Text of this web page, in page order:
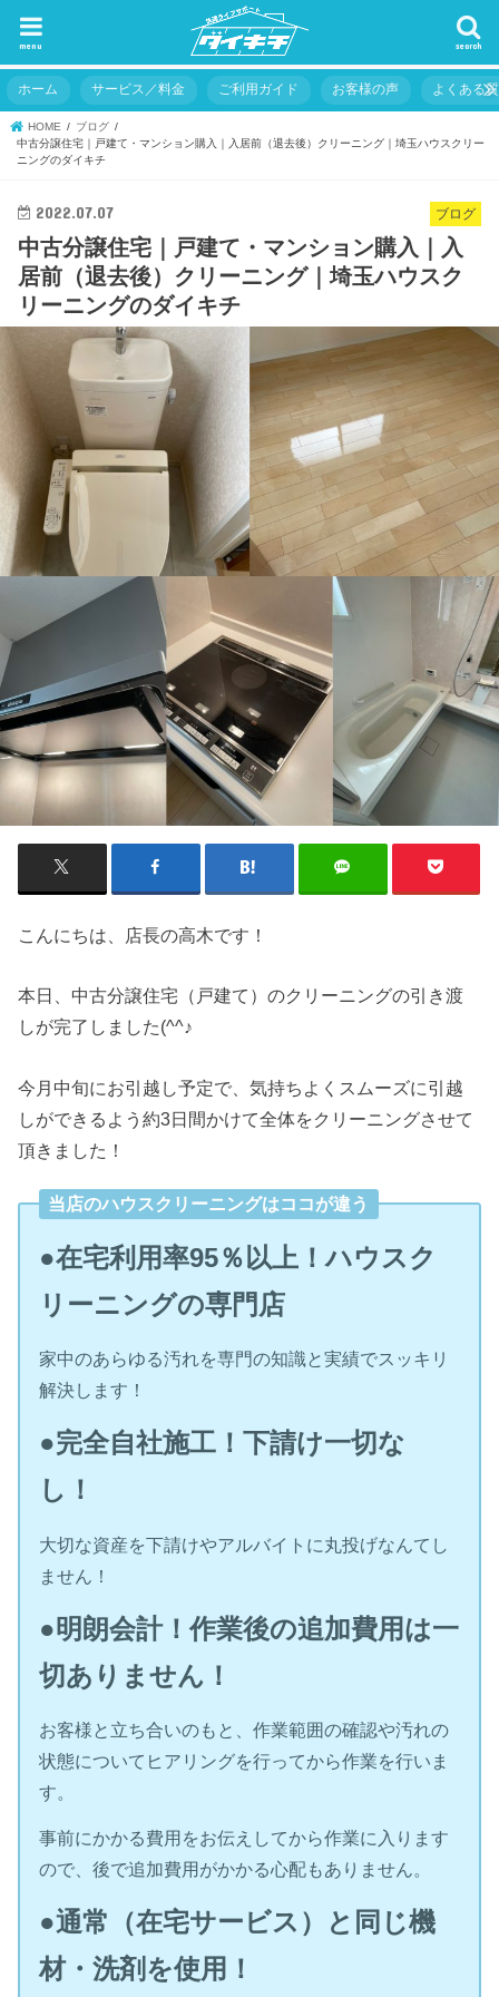
search
menu
ホーム サービス／料金 ご利用ガイド お客様の声 よくある
HOME
ブログ
中古分譲住宅｜戸建て・マンション購入｜入居前（退去後）クリーニング｜埼玉ハウスクリー
ニングのダイキチ
ブログ
2022.07.07
中古分譲住宅｜戸建て・マンション購入｜入
居前（退去後）クリーニング｜埼玉ハウスク
リーニングのダイキチ
こんにちは、店長の高木です！
本日、中古分譲住宅（戸建て）のクリーニングの引き渡
しが完了しました(^^♪
今月中旬にお引越し予定で、気持ちよくスムーズに引越
しができるよう約3日間かけて全体をクリーニングさせて
頂きました！
当店のハウスクリーニングはココが違う
●在宅利用率95％以上！ハウスク
リーニングの専門店
家中のあらゆる汚れを専門の知識と実績でスッキリ
解決します！
●完全自社施工！下請け一切な
し！
大切な資産を下請けやアルバイトに丸投げなんてし
ません！
●明朗会計！作業後の追加費用は一
切ありません！
お客様と立ち合いのもと、作業範囲の確認や汚れの
状態についてヒアリングを行ってから作業を行いま
す。
事前にかかる費用をお伝えしてから作業に入ります
ので、後で追加費用がかかる心配もありません。
●通常（在宅サービス）と同じ機
材・洗剤を使用！